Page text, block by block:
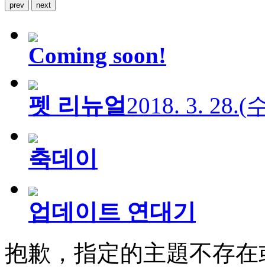
prev next
Coming soon!
펫 리뉴얼2018. 3. 28.(
축데이
업데이트 연대기
抱歉，指定的主題不存